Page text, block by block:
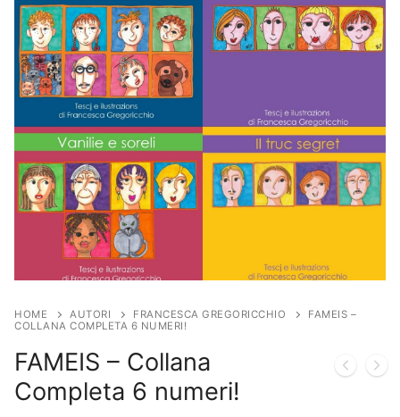
HOME AUTORI FRANCESCA GREGORICCHIO
FAMEIS –
COLLANA COMPLETA 6 NUMERI!
FAMEIS – Collana
Completa 6 numeri!